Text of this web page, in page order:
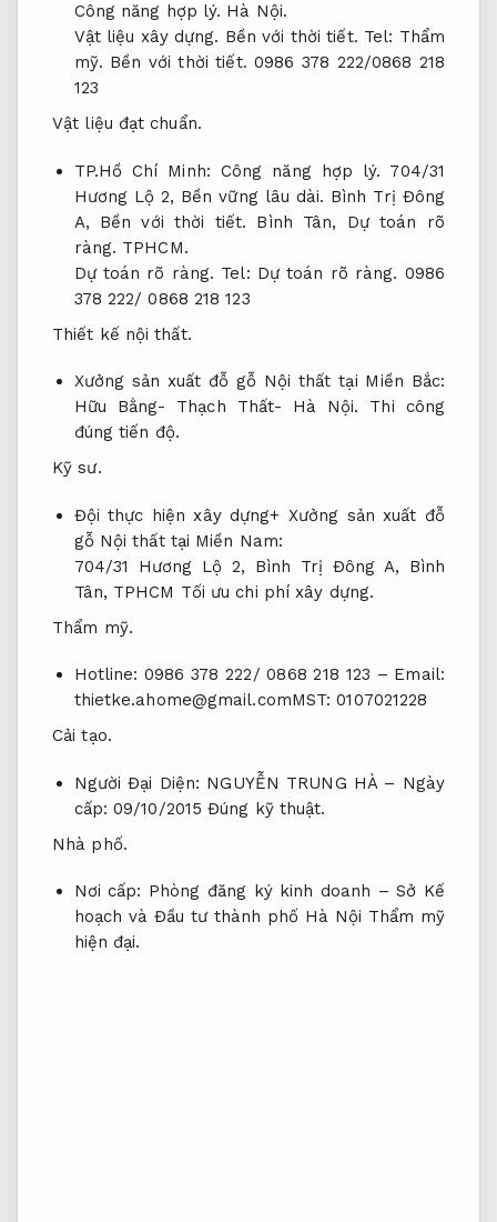
Công năng hợp lý. Hà Nội.
Vật liệu xây dựng. Bền với thời tiết. Tel: Thẩm
mỹ. Bền với thời tiết. 0986 378 222/0868 218
123
Vật liệu đạt chuẩn.
TP.Hồ Chí Minh: Công năng hợp lý. 704/31
Hương Lộ 2, Bền vững lâu dài. Bình Trị Đông
A, Bền với thời tiết. Bình Tân, Dự toán rõ
ràng. TPHCM.
Dự toán rõ ràng. Tel: Dự toán rõ ràng. 0986
378 222/ 0868 218 123
Thiết kế nội thất.
Xưởng sản xuất đỗ gỗ Nội thất tại Miền Bắc:
Hữu Bằng- Thạch Thất- Hà Nội. Thi công
đúng tiến độ.
Kỹ sư.
Đội thực hiện xây dựng+ Xưởng sản xuất đỗ
gỗ Nội thất tại Miền Nam:
704/31 Hương Lộ 2, Bình Trị Đông A, Bình
Tân, TPHCM Tối ưu chi phí xây dựng.
Thẩm mỹ.
Hotline: 0986 378 222/ 0868 218 123 – Email:
thietke.ahome@gmail.comMST: 0107021228
Cải tạo.
Người Đại Diện: NGUYỄN TRUNG HÀ – Ngày
cấp: 09/10/2015Đúng kỹ thuật.
Nhà phố.
Nơi cấp: Phòng đăng ký kinh doanh – Sở Kế
hoạch và Đầu tư thành phố Hà Nội Thẩm mỹ
hiện đại.